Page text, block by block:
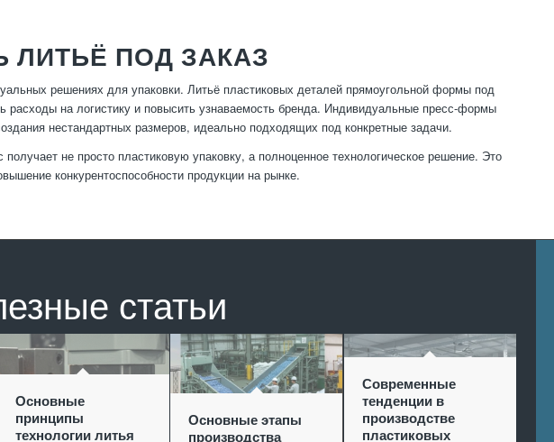
ЛИТЬЁ ПОД ЗАКАЗ
решениях для упаковки. Литьё пластиковых деталей прямоугольной формы под
расходы на логистику и повысить узнаваемость бренда. Индивидуальные пресс-формы
нестандартных размеров, идеально подходящих под конкретные задачи.
не просто пластиковую упаковку, а полноценное технологическое решение. Это
конкурентоспособности продукции на рынке.
статьи
Основные
принципы
технологии литья
Основные этапы
производства
Современные
тенденции в
производстве
пластиковых